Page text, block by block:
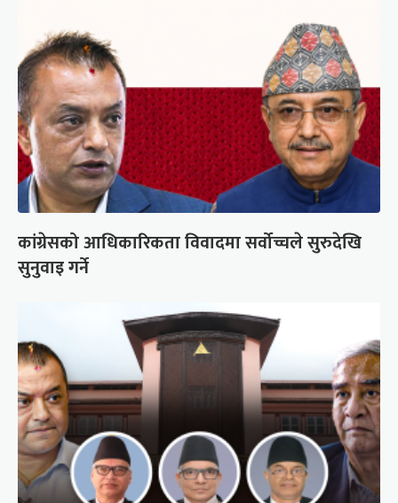
कांग्रेसको आधिकारिकता विवादमा सर्वोच्चले सुरुदेखि
सुनुवाइ गर्ने